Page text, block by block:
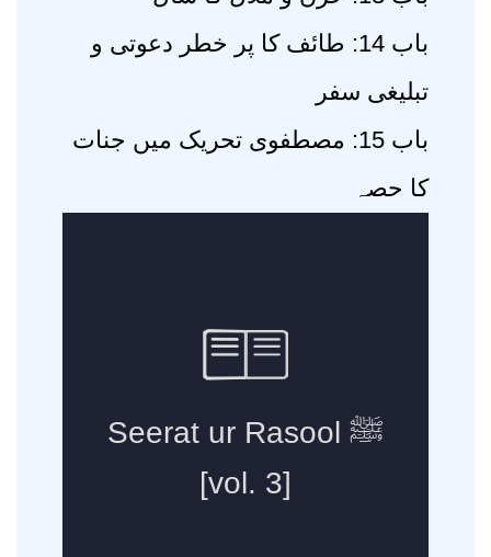
باب 14: طائف کا پر خطر دعوتی و
تبلیغی سفر
باب 15: مصطفوی تحریک میں جنات
کا حصہ